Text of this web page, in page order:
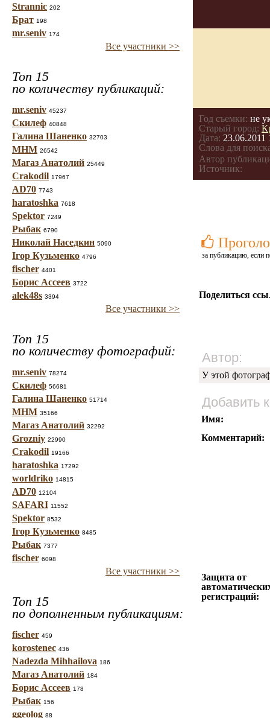
Strannic 202
Брат 198
mr.seniv 174
Все участники >>
Топ 15
по количеству публикаций:
mr.seniv 45237
Скилеф 40848
Галина Шаненко 32703
МНМ 26542
Магаз Анатолий 25449
Crakodil 17967
AD70 7743
haratoshka 7618
Spektor 7249
Рыбак 6790
Николай Наседкин 5090
Ігор Кузьменко 4796
fischer 4401
Борис Ассеев 3722
alek48s 3394
Все участники >>
Топ 15
по количеству фотографий:
mr.seniv 78274
Скилеф 56681
Галина Шаненко 51714
МНМ 35166
Магаз Анатолий 32292
Grozniy 22990
Crakodil 19166
haratoshka 17292
worldriko 14815
AD70 12104
SAFARI 11552
Spektor 8532
Ігор Кузьменко 8485
Рыбак 7377
fischer 6098
Все участники >>
Топ 15
по дополненным публикациям:
fischer 459
korostenec 436
Nadezda Mihhailova 186
Магаз Анатолий 184
Борис Ассеев 178
Рыбак 156
ggeolog 88
Год съемки: не
Старый город:
Дата: 23.06.2011
Слова для
Автор
Источник:
за публикацию, если
Поделиться
Автор:
У этой
Добавить
Имя:
Комментарий:
Защита от
регистраций: